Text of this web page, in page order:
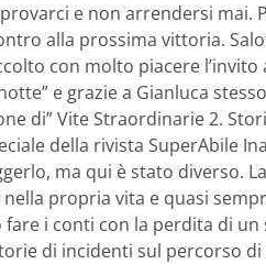
e non arrendersi mai.
alla prossima vittoria.
con molto piacere
e grazie a Gianluca
di” Vite Straordinarie 2.
della rivista SuperAbile
ma qui è stato diverso.
nella propria vita e quasi
fare i conti con la perdita di
di incidenti sul percorso